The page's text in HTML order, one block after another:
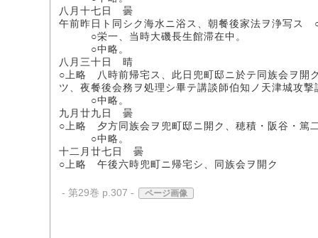
八月十七日 曇
午前昨日ト同シク海水ニ浴ス、朝餐後家法ヲ浄写ス
○栄一、当時大磯長生館滞在中。
○中略。
八月三十日 晴
○上略 八時前帰宅ス、此日兜町邸ニ於テ同族会ヲ開
ツ、夜餐後会務ヲ処理シ畢テ講談師伯知ノ天津城攻
○中略。
九月廿九日 曇
○上略 夕方同族会ヲ兜町邸ニ開ク、穂積・阪谷・篤
○中略。
十二月廿七日 曇
○上略 午後六時兜町ニ帰宅シ、同族会ヲ開ク
- 第29巻 p.307 - ページ画像